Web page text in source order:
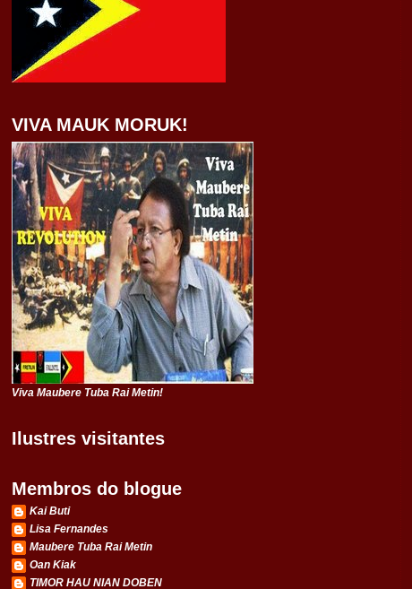
VIVA MAUK MORUK!
Viva Maubere Tuba Rai Metin!
Ilustres visitantes
Membros do blogue
Kai Buti
Lisa Fernandes
Maubere Tuba Rai Metin
Oan Kiak
TIMOR HAU NIAN DOBEN